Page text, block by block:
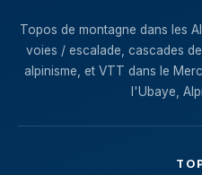
Topos de montagne dans les
voies / escalade, cascades
alpinisme, et VTT dans le
l'Ubaye,